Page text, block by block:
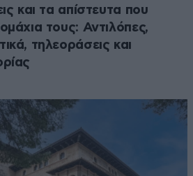
και τα απίστευτα που
τους: Αντιλόπες,
τηλεοράσεις και